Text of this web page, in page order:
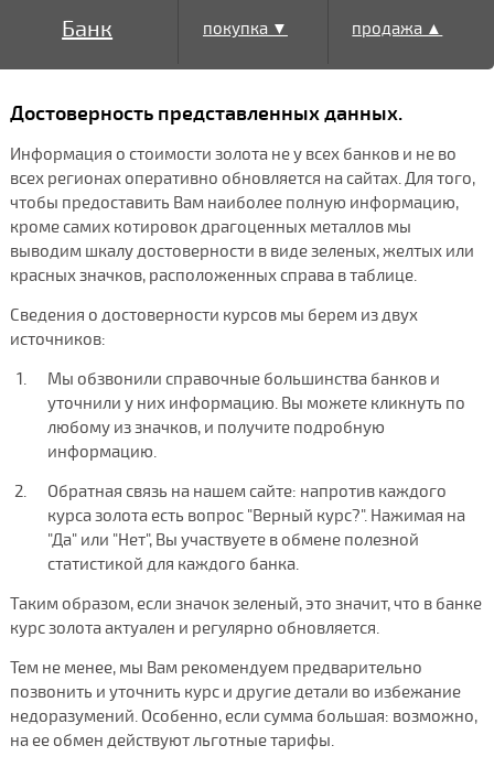
Банк покупка ▼ продажа ▲
Достоверность представленных данных.
Информация о стоимости золота не у всех банков и не во
всех регионах оперативно обновляется на сайтах. Для того,
чтобы предоставить Вам наиболее полную информацию,
кроме самих котировок драгоценных металлов мы
выводим шкалу достоверности в виде зеленых, желтых или
красных значков, расположенных справа в таблице.
Сведения о достоверности курсов мы берем из двух
источников:
Мы обзвонили справочные большинства банков и
уточнили у них информацию. Вы можете кликнуть по
любому из значков, и получите подробную
информацию.
Обратная связь на нашем сайте: напротив каждого
курса золота есть вопрос "Верный курс?". Нажимая на
"Да" или "Нет", Вы участвуете в обмене полезной
статистикой для каждого банка.
Таким образом, если значок зеленый, это значит, что в банке
курс золота актуален и регулярно обновляется.
Тем не менее, мы Вам рекомендуем предварительно
позвонить и уточнить курс и другие детали во избежание
недоразумений. Особенно, если сумма большая: возможно,
на ее обмен действуют льготные тарифы.